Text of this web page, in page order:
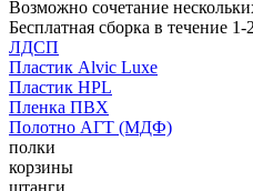
Возможно сочетание
Бесплатная сборка в течение
ЛДСП
Пластик Alvic Luxe
Пластик HPL
Пленка ПВХ
Полотно АГТ (МДФ)
полки
корзины
штанги